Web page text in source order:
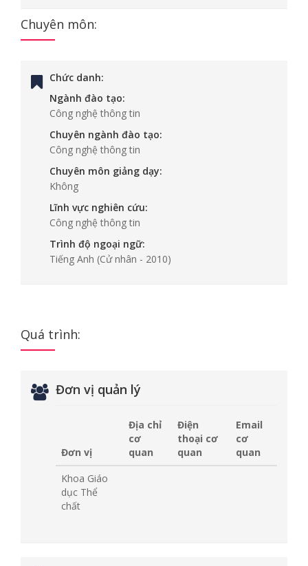
Chuyên môn:
Chức danh:
Ngành đào tạo:
Công nghệ thông tin
Chuyên ngành đào tạo:
Công nghệ thông tin
Chuyên môn giảng dạy:
Không
Lĩnh vực nghiên cứu:
Công nghệ thông tin
Trình độ ngoại ngữ:
Tiếng Anh (Cử nhân - 2010)
Quá trình:
Đơn vị quản lý
Đơn vị
Địa chỉ
cơ
quan
Điện
thoại cơ
quan
Email
cơ
quan
Khoa Giáo
dục Thể
chất